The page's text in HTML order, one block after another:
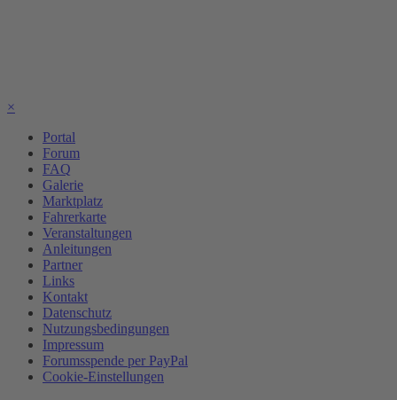
×
Portal
Forum
FAQ
Galerie
Marktplatz
Fahrerkarte
Veranstaltungen
Anleitungen
Partner
Links
Kontakt
Datenschutz
Nutzungsbedingungen
Impressum
Forumsspende per PayPal
Cookie-Einstellungen